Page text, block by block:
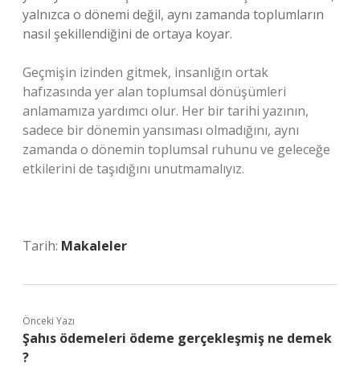
yalnızca o dönemi değil, aynı zamanda toplumların
nasıl şekillendiğini de ortaya koyar.
Geçmişin izinden gitmek, insanlığın ortak
hafızasında yer alan toplumsal dönüşümleri
anlamamıza yardımcı olur. Her bir tarihi yazının,
sadece bir dönemin yansıması olmadığını, aynı
zamanda o dönemin toplumsal ruhunu ve geleceğe
etkilerini de taşıdığını unutmamalıyız.
Tarih: Makaleler
Önceki Yazı
Şahıs ödemeleri ödeme gerçekleşmiş ne demek
?